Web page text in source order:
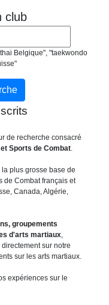
club
Belgique", "taekwondo
de recherche consacré
Sports de Combat.
plus grosse base de
de Combat français et
Canada, Algérie,
groupements
d'arts martiaux,
directement sur notre
sur les arts martiaux.
expériences sur le